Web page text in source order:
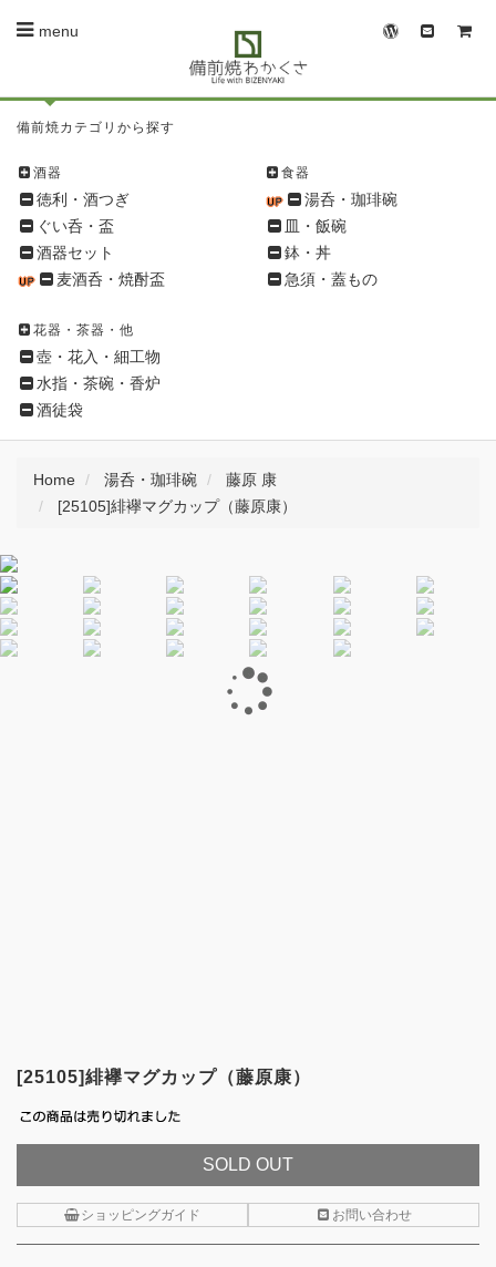
menu
備
焼
シ
ョ
ッ
ン
メ
ニ
ュ
ー
備前焼カテゴリから探す
酒器
徳利・酒つぎ
ぐい呑・盃
酒器セット
麦酒呑・焼酎盃
食器
湯呑・珈琲碗
皿・飯碗
鉢・丼
急須・蓋もの
花器・茶器・他
壺・花入・細工物
水指・茶碗・香炉
酒徒袋
Home 湯呑・珈琲碗
藤原 康
[25105]緋襷マグカップ（藤原康）
[25105]緋襷マグカップ（藤原康）
SOLD OUT
ショッピングガイド お問い合わせ